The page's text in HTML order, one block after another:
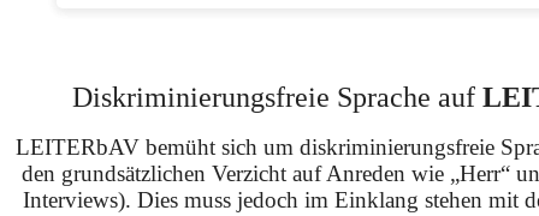
Diskriminierungsfreie Sprache auf
LEITERbAV bemüht sich um diskriminierungsfreie
den grundsätzlichen Verzicht auf Anreden wie „Herr“
Interviews). Dies muss jedoch im Einklang stehen mit